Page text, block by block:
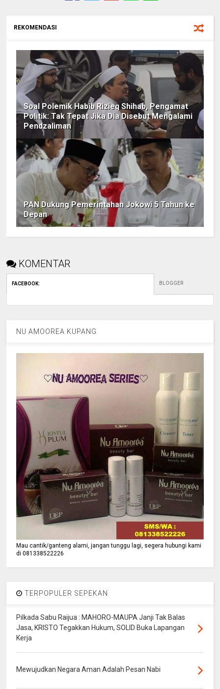
REKOMENDASI
Soal Polemik Habib Rizieq Shihab, Pengamat
Politik: Tak Tepat Jika Dia Disebut Mengalami
Pendzaliman
PAN Dukung Pemerintahan Jokowi 5 Tahun ke
Depan
KOMENTAR
FACEBOOK: BLOGGER
NU AMOOREA KUPANG
Mau cantik/ganteng alami, jangan tunggu lagi, segera hubungi kami
di 081338522226
TERPOPULER SEPEKAN
Pilkada Sabu Raijua : MAHORO-MAUPA Janji Tak Balas
Jasa, KRISTO Tegakkan Hukum, SOLID Buka Lapangan
Kerja
Mewujudkan Negara Aman Adalah Pesan Nabi